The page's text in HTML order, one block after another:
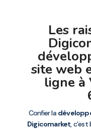
Les
site web
ligne à
Confier la
Digicomarket, c’est